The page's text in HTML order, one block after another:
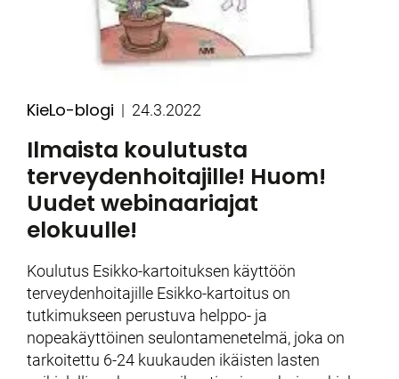
Kategoriat
KieLo-blogi Julkaistu
24.3.2022
Ilmaista koulutusta
terveydenhoitajille! Huom!
Uudet webinaariajat
elokuulle!
Koulutus Esikko-kartoituksen käyttöön
terveydenhoitajille Esikko-kartoitus on
tutkimukseen perustuva helppo- ja
nopeakäyttöinen seulontamenetelmä, joka on
tarkoitettu 6-24 kuukauden ikäisten lasten